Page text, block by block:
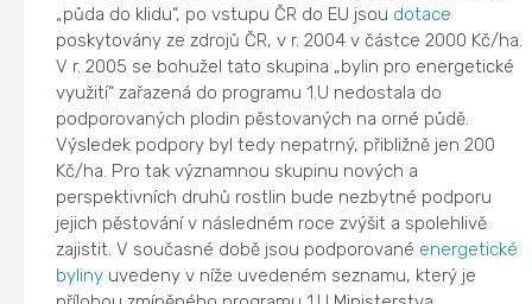
„půda do klidu“, po vstupu ČR do EU jsou dotace
poskytovány ze zdrojů ČR, v r. 2004 v částce 2000 Kč/ha.
V r. 2005 se bohužel tato skupina „bylin pro energetické
využití“ zařazená do programu 1.U nedostala do
podporovaných plodin pěstovaných na orné půdě.
Výsledek podpory byl tedy nepatrný, přibližně jen 200
Kč/ha. Pro tak významnou skupinu nových a
perspektivních druhů rostlin bude nezbytné podporu
jejich pěstování v následném roce zvýšit a spolehlivě
zajistit. V současné době jsou podporované energetické
byliny uvedeny v níže uvedeném seznamu, který je